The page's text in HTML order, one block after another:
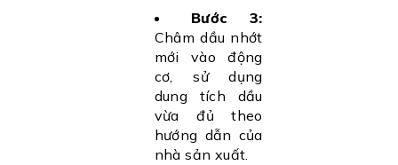
Bước 3:
Châm dầu nhớt
mới vào động
cơ, sử dụng
dung tích dầu
vừa đủ theo
hướng dẫn của
nhà sản xuất.